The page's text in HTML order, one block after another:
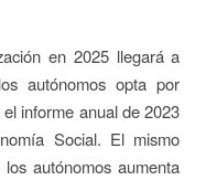
en 2025 llegará a
autónomos opta por
informe anual de 2023
Social. El mismo
autónomos aumenta